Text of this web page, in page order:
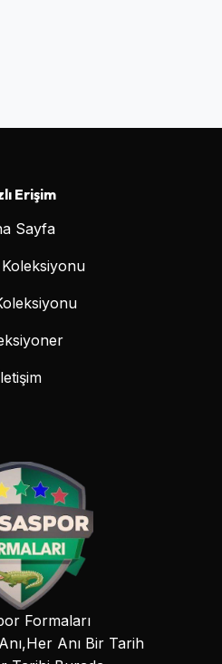
Erişim
Sayfa
Formaları
Anı Bir Tarih